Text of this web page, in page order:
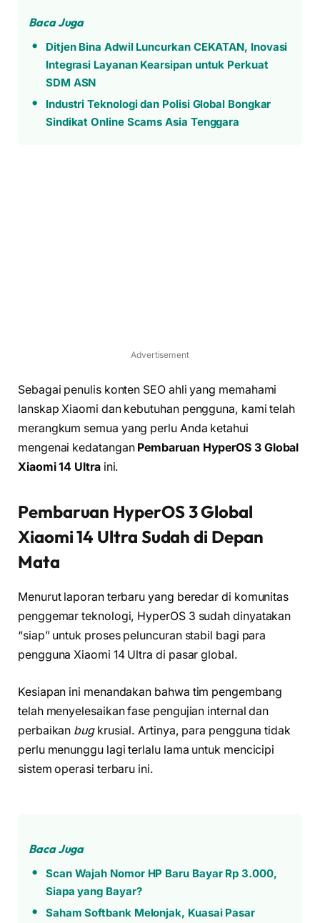
Baca Juga
Ditjen Bina Adwil Luncurkan CEKATAN, Inovasi
Integrasi Layanan Kearsipan untuk Perkuat
SDM ASN
Industri Teknologi dan Polisi Global Bongkar
Sindikat Online Scams Asia Tenggara
Advertisement
Sebagai penulis konten SEO ahli yang memahami
lanskap Xiaomi dan kebutuhan pengguna, kami telah
merangkum semua yang perlu Anda ketahui
mengenai kedatangan Pembaruan HyperOS 3 Global
Xiaomi 14 Ultraini.
Pembaruan HyperOS 3 Global
Xiaomi 14 Ultra Sudah di Depan
Mata
Menurut laporan terbaru yang beredar di komunitas
penggemar teknologi, HyperOS 3 sudah dinyatakan
“siap” untuk proses peluncuran stabil bagi para
pengguna Xiaomi 14 Ultra di pasar global.
Kesiapan ini menandakan bahwa tim pengembang
telah menyelesaikan fase pengujian internal dan
perbaikan bugkrusial. Artinya, para pengguna tidak
perlu menunggu lagi terlalu lama untuk mencicipi
sistem operasi terbaru ini.
Baca Juga
Scan Wajah Nomor HP Baru Bayar Rp 3.000,
Siapa yang Bayar?
Saham Softbank Melonjak, Kuasai Pasar